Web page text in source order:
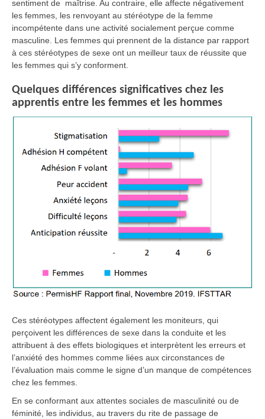
sentiment de maîtrise. Au contraire, elle affecte négativement
les femmes, les renvoyant au stéréotype de la femme
incompétente dans une activité socialement perçue comme
masculine. Les femmes qui prennent de la distance par rapport
à ces stéréotypes de sexe ont un meilleur taux de réussite que
les femmes qui s’y conforment.
Quelques différences significatives chez les
apprentis entre les femmes et les hommes
Ces stéréotypes affectent également les moniteurs, qui
perçoivent les différences de sexe dans la conduite et les
attribuent à des effets biologiques et interprètent les erreurs et
l’anxiété des hommes comme liées aux circonstances de
l’évaluation mais comme le signe d’un manque de compétences
chez les femmes.
En se conformant aux attentes sociales de masculinité ou de
féminité, les individus, au travers du rite de passage de